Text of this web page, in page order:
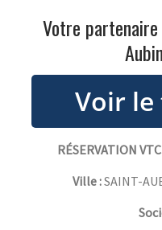
Votre
RÉSERVATION
Ville :SAINT-